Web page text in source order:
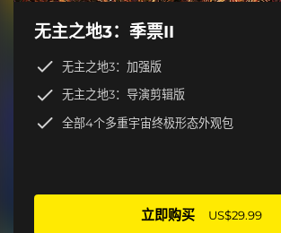
无主之地3：季票II
无主之地3：加强版
无主之地3：导演剪辑版
全部4个多重宇宙终极形态外观包
立即购买 US$29.99